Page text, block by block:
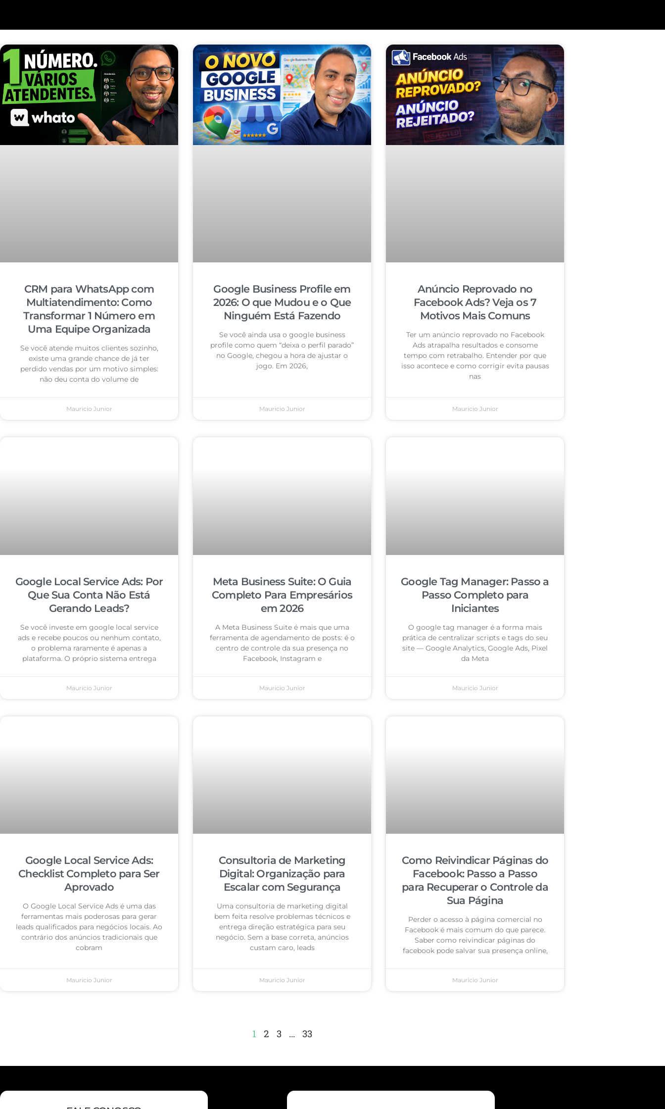
CRM para WhatsApp com
Multiatendimento: Como
Transformar 1 Número em
Uma Equipe Organizada
Se você atende muitos clientes sozinho,
existe uma grande chance de já ter
perdido vendas por um motivo simples:
não deu conta do volume de
Mauricio Junior
Google Business Profile em
2026: O que Mudou e o Que
Ninguém Está Fazendo
Se você ainda usa o google business
profile como quem “deixa o perfil parado”
no Google, chegou a hora de ajustar o
jogo. Em 2026,
Mauricio Junior
Anúncio Reprovado no
Facebook Ads? Veja os 7
Motivos Mais Comuns
Ter um anúncio reprovado no Facebook
Ads atrapalha resultados e consome
tempo com retrabalho. Entender por que
isso acontece e como corrigir evita pausas
nas
Mauricio Junior
Google Local Service Ads: Por
Que Sua Conta Não Está
Gerando Leads?
Se você investe em google local service
ads e recebe poucos ou nenhum contato,
o problema raramente é apenas a
plataforma. O próprio sistema entrega
Mauricio Junior
Meta Business Suite: O Guia
Completo Para Empresários
em 2026
A Meta Business Suite é mais que uma
ferramenta de agendamento de posts: é o
centro de controle da sua presença no
Facebook, Instagram e
Mauricio Junior
Google Tag Manager: Passo a
Passo Completo para
Iniciantes
O google tag manager é a forma mais
prática de centralizar scripts e tags do seu
site — Google Analytics, Google Ads, Pixel
da Meta
Mauricio Junior
Google Local Service Ads:
Checklist Completo para Ser
Aprovado
O Google Local Service Ads é uma das
ferramentas mais poderosas para gerar
leads qualificados para negócios locais. Ao
contrário dos anúncios tradicionais que
cobram
Mauricio Junior
Consultoria de Marketing
Digital: Organização para
Escalar com Segurança
Uma consultoria de marketing digital
bem feita resolve problemas técnicos e
entrega direção estratégica para seu
negócio. Sem a base correta, anúncios
custam caro, leads
Mauricio Junior
Como Reivindicar Páginas do
Facebook: Passo a Passo
para Recuperar o Controle da
Sua Página
Perder o acesso à página comercial no
Facebook é mais comum do que parece.
Saber como reivindicar páginas do
facebook pode salvar sua presença online,
Mauricio Junior
1 2 3 … 33